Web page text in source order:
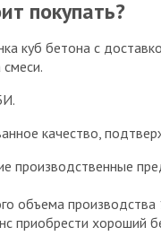
покупать?
куб бетона с
качество,
производственные
объема производства
приобрести хороший